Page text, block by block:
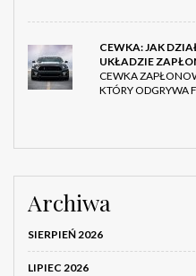
CEWKA: JAK
UKŁADZIE
CEWKA
KTÓRY ODGRYWA
Archiwa
SIERPIEŃ 2026
LIPIEC 2026